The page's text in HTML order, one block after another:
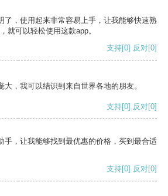
了，使用起来非常容易上手，让我能够快速熟
就可以轻松使用这款app。
支持[0] 反对[0]
，我可以结识到来自世界各地的朋友。
支持[0] 反对[0]
手，让我能够找到最优惠的价格，买到最合适
支持[0] 反对[0]